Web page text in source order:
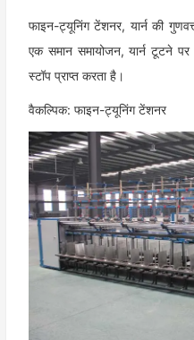
फाइन-ट्यूनिंग टेंशनर, यार्न की
एक समान समायोजन, यार्न टूटने
स्टॉप प्राप्त करता है।
वैकल्पिक: फाइन-ट्यूनिंग टेंशनर